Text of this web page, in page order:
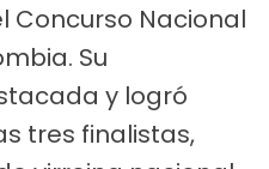
Concurso Nacional
Su
y logró
tres finalistas,